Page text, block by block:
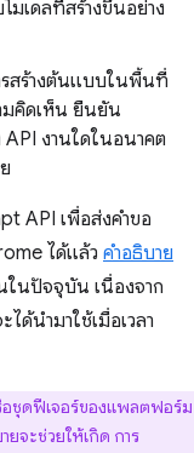
มเดลที่สร้างขึ้นอย่าง
รสร้างต้นแบบในพื้นที่
มคิดเห็น ยืนยัน
API งานใดในอนาคต
API เพื่อส่งคำขอ
ได้แล้ว คำอธิบาย
ในปัจจุบัน เนื่องจาก
ได้นำมาใช้เมื่อเวลา
อชุดฟีเจอร์ของแพลตฟอร์ม
ยจะช่วยให้เกิด การ